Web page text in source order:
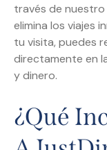
través de nuestro
elimina los viajes
tu visita, puedes
directamente en
y dinero.
¿Qué